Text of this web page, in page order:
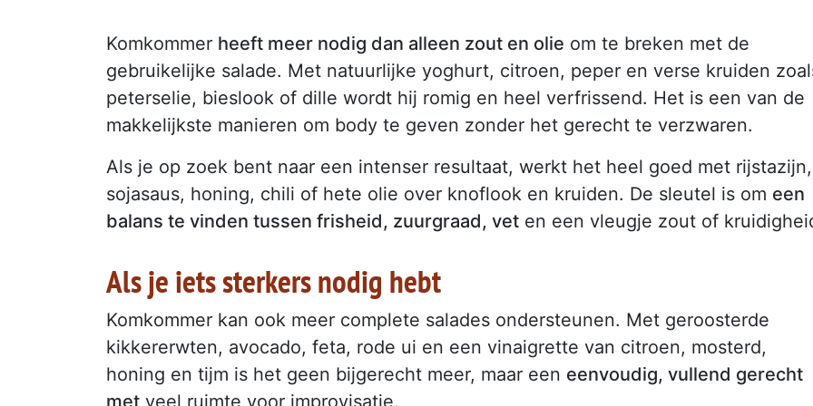
Komkommer heeft meer nodig dan alleen zout en olie om te breken met de
gebruikelijke salade. Met natuurlijke yoghurt, citroen, peper en verse kruiden
peterselie, bieslook of dille wordt hij romig en heel verfrissend. Het is een van de
makkelijkste manieren om body te geven zonder het gerecht te verzwaren.
Als je op zoek bent naar een intenser resultaat, werkt het heel goed met rijstazijn,
sojasaus, honing, chili of hete olie over knoflook en kruiden. De sleutel is om een
balans te vinden tussen frisheid, zuurgraad, vet en een vleugje zout of
Als je iets sterkers nodig hebt
Komkommer kan ook meer complete salades ondersteunen. Met geroosterde
kikkererwten, avocado, feta, rode ui en een vinaigrette van citroen, mosterd,
honing en tijm is het geen bijgerecht meer, maar een eenvoudig, vullend gerecht
met veel ruimte voor improvisatie.